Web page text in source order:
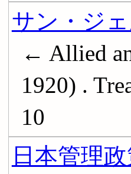
サン・ジ
← Allied
1920) .
10
日本管理